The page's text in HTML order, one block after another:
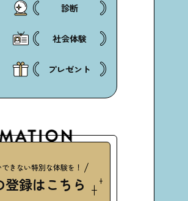
診断
社会体験
プレゼント
きない特別な体験を！
登録はこちら